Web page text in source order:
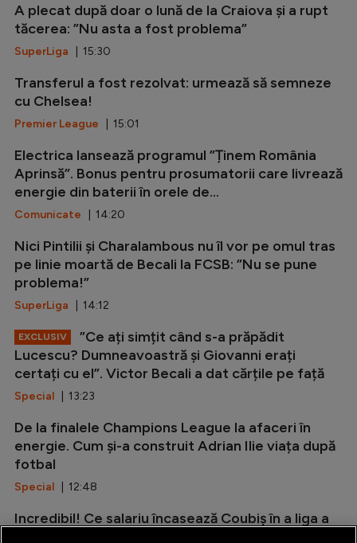
A plecat după doar o lună de la Craiova și a rupt
tăcerea: ”Nu asta a fost problema”
SuperLiga | 15:30
Transferul a fost rezolvat: urmează să semneze
cu Chelsea!
Premier League | 15:01
Electrica lansează programul ”Ținem România
Aprinsă”. Bonus pentru prosumatorii care livrează
energie din baterii în orele de...
Comunicate | 14:20
Nici Pintilii și Charalambous nu îl vor pe omul tras
pe linie moartă de Becali la FCSB: ”Nu se pune
problema!”
SuperLiga | 14:12
EXCLUSIV
”Ce ați simțit când s-a prăpădit
Lucescu? Dumneavoastră și Giovanni erați
certați cu el”. Victor Becali a dat cărțile pe față
Special | 13:23
De la finalele Champions League la afaceri în
energie. Cum și-a construit Adrian Ilie viața după
fotbal
Special | 12:48
Incredibil! Ce salariu încasează Coubiș în a liga a